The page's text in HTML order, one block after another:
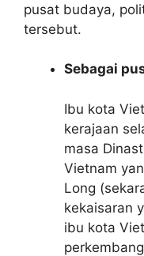
pusat budaya,
tersebut.
Sebagai
Ibu kota
kerajaan
masa
Vietnam
Long
kekaisaran
ibu kota